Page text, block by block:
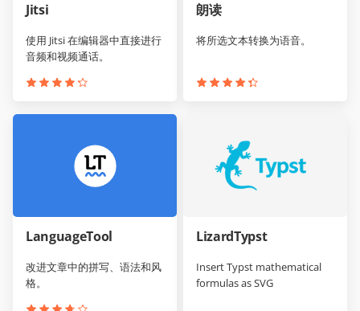
Jitsi
使用 Jitsi 在编辑器中直接进行
音频和视频通话。
朗读
将所选文本转换为语音。
LanguageTool
改进文章中的拼写、语法和风
格。
LizardTypst
Insert Typst mathematical
formulas as SVG